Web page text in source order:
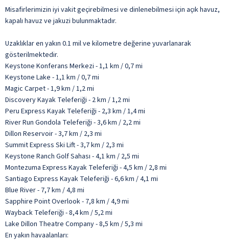
Misafirlerimizin iyi vakit geçirebilmesi ve dinlenebilmesi için açık havuz,
kapalı havuz ve jakuzi bulunmaktadır.
Uzaklıklar en yakın 0.1 mil ve kilometre değerine yuvarlanarak
gösterilmektedir.
Keystone Konferans Merkezi - 1,1 km / 0,7 mi
Keystone Lake - 1,1 km / 0,7 mi
Magic Carpet - 1,9 km / 1,2 mi
Discovery Kayak Teleferiği - 2 km / 1,2 mi
Peru Express Kayak Teleferiği - 2,3 km / 1,4 mi
River Run Gondola Teleferiği - 3,6 km / 2,2 mi
Dillon Reservoir - 3,7 km / 2,3 mi
Summit Express Ski Lift - 3,7 km / 2,3 mi
Keystone Ranch Golf Sahası - 4,1 km / 2,5 mi
Montezuma Express Kayak Teleferiği - 4,5 km / 2,8 mi
Santiago Express Kayak Teleferiği - 6,6 km / 4,1 mi
Blue River - 7,7 km / 4,8 mi
Sapphire Point Overlook - 7,8 km / 4,9 mi
Wayback Teleferiği - 8,4 km / 5,2 mi
Lake Dillon Theatre Company - 8,5 km / 5,3 mi
En yakın havaalanları: